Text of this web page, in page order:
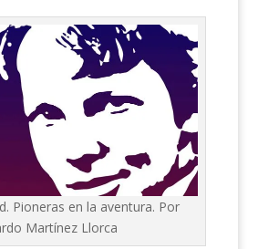
Pioneras en la aventura. Por
Martínez Llorca